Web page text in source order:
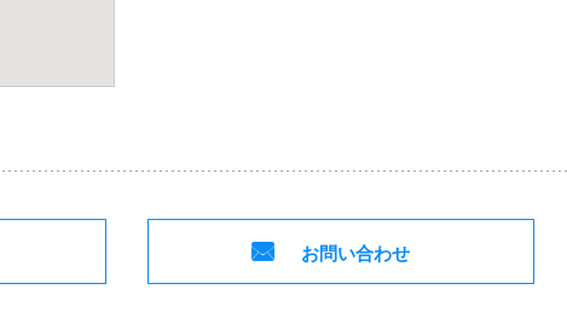
お問い合わせ